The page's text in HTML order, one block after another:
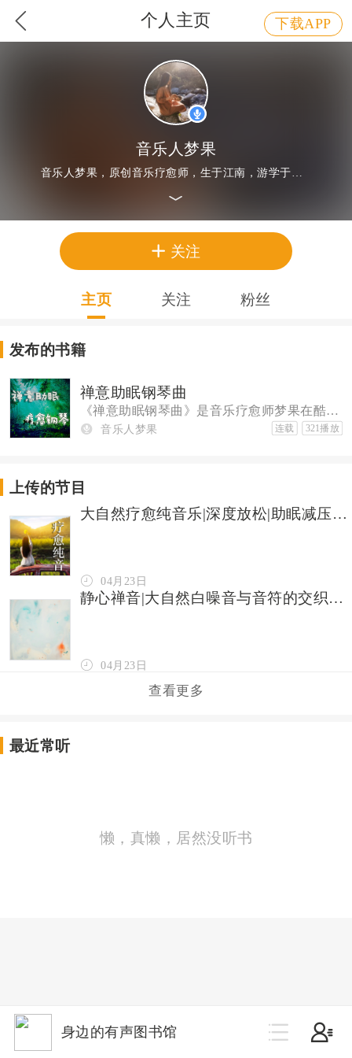
个人主页 下载APP
音乐人梦果
关注
主页 关注 粉丝
发布的书籍
禅意助眠钢琴曲
《禅意助眠钢琴曲》是音乐疗愈师梦果在酷狗的首张VIP专辑，专为酷狗听众打造。 *钢琴结合五音疗法，治愈心灵创伤 五音疗法
音乐人梦果 连载 321播放
上传的节目
大自然疗愈纯音乐|深度放松|助眠减压|清除负能量
04月23日
133
静心禅音|大自然白噪音与音符的交织 心灵SPA
04月23日
查看更多
最近常听
懒，真懒，居然没听书
身边的有声图书馆